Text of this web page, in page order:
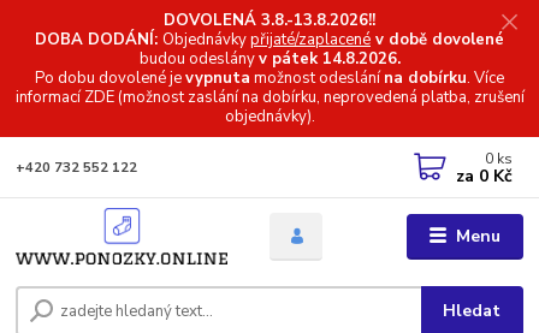
DOVOLENÁ 3.8.-13.8.2026!!
DOBA DODÁNÍ: Objednávkypřijaté/zaplacené v době dovolené
budou odeslányv pátek 14.8.2026.
Po dobu dovolené jevypnuta možnost odeslánína dobírku. Více
informacíZDE (možnost zaslání na dobírku, neprovedená platba, zrušení
objednávky).
Menu
Hledat
+420 732 552 122 0 ks
za 0 Kč